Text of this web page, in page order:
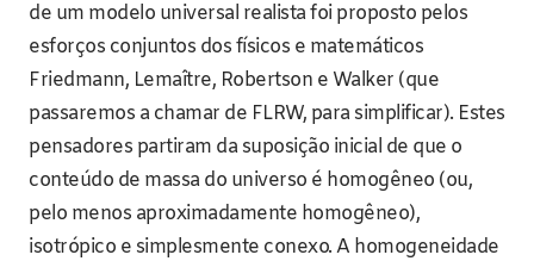
de um modelo universal realista foi proposto pelos
esforços conjuntos dos físicos e matemáticos
Friedmann, Lemaître, Robertson e Walker (que
passaremos a chamar de FLRW, para simplificar). Estes
pensadores partiram da suposição inicial de que o
conteúdo de massa do universo é homogêneo (ou,
pelo menos aproximadamente homogêneo),
isotrópico e simplesmente conexo. A homogeneidade